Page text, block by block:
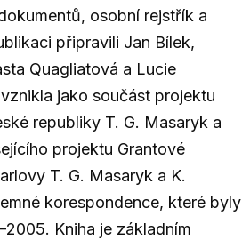
osobní rejstřík a
připravili Jan Bílek,
Quagliatová a Lucie
jako součást projektu
republiky T. G. Masaryk a
projektu Grantové
T. G. Masaryk a K.
korespondence, které byly
Kniha je základním